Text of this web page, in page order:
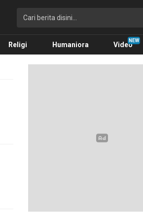
Religi Humaniora Video